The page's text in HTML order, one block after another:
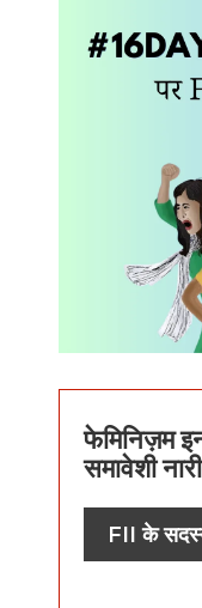
फेमिनिज़म
समावेशी
FII के